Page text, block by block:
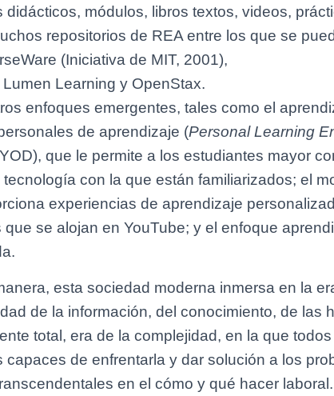
didácticos, módulos, libros textos, videos,
repositorios de REA entre los que se
(Iniciativa de MIT, 2001),
Lumen Learning y OpenStax.
enfoques emergentes, tales como el
de aprendizaje (Personal Learning
que le permite a los estudiantes mayor
con la que están familiarizados; el
experiencias de aprendizaje
que se alojan en YouTube; y el enfoque
esta sociedad moderna inmersa en la
de la información, del conocimiento, de las
total, era de la complejidad, en la que
capaces de enfrentarla y dar solución a los
en el cómo y qué hacer laboral.